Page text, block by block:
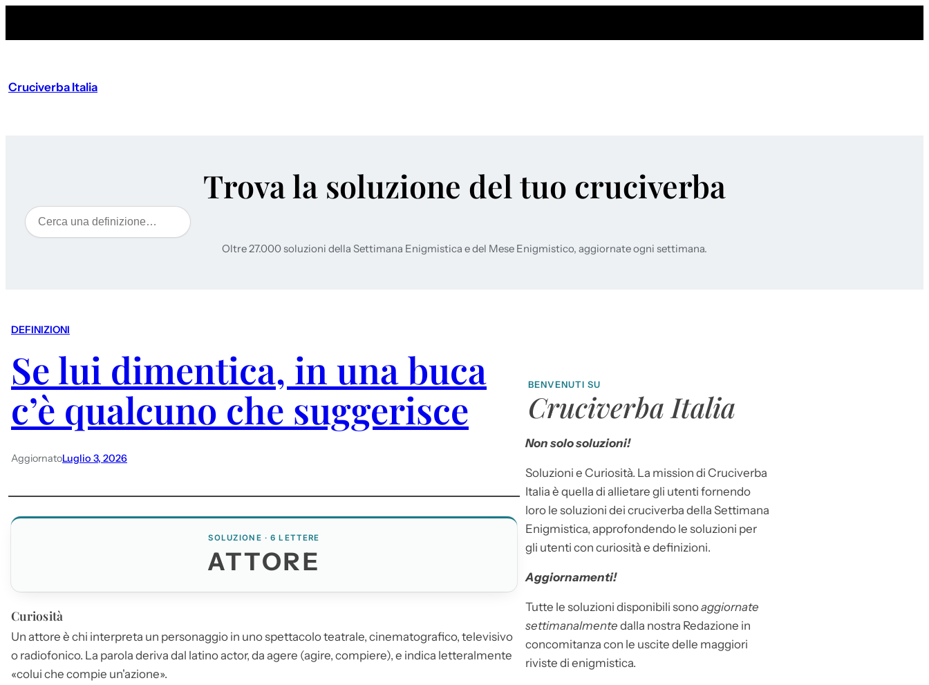
Cruciverba Italia
Trova la soluzione del tuo cruciverba
Cerca
Oltre 27.000 soluzioni della Settimana Enigmistica e del Mese Enigmistico, aggiornate ogni settimana.
DEFINIZIONI
Se lui dimentica, in una buca
c’è qualcuno che suggerisce
AggiornatoLuglio 3, 2026
SOLUZIONE · 6 LETTERE
ATTORE
Curiosità
Un attore è chi interpreta un personaggio in uno spettacolo teatrale, cinematografico, televisivo
o radiofonico. La parola deriva dal latino actor, da agere (agire, compiere), e indica letteralmente
«colui che compie un'azione».
BENVENUTI SU
Cruciverba Italia
Non solo soluzioni!
Soluzioni e Curiosità. La mission di Cruciverba
Italia è quella di allietare gli utenti fornendo
loro le soluzioni dei cruciverba della Settimana
Enigmistica, approfondendo le soluzioni per
gli utenti con curiosità e definizioni.
Aggiornamenti!
Tutte le soluzioni disponibili sonoaggiornate
settimanalmente dalla nostra Redazione in
concomitanza con le uscite delle maggiori
riviste di enigmistica.